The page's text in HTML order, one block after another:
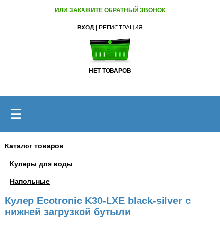
ИЛИ ЗАКАЖИТЕ ОБРАТНЫЙ ЗВОНОК
ВХОД РЕГИСТРАЦИЯ
НЕТ ТОВАРОВ
☰
Каталог товаров
Кулеры для воды
Напольные
Кулер Ecotronic K30-LXE black-silver с
нижней загрузкой бутыли